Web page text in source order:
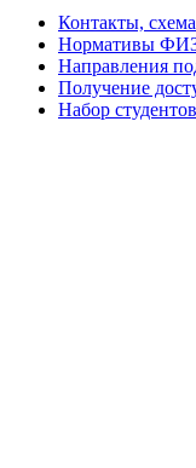
Контакты,
Нормативы
Направления
Получение
Набор